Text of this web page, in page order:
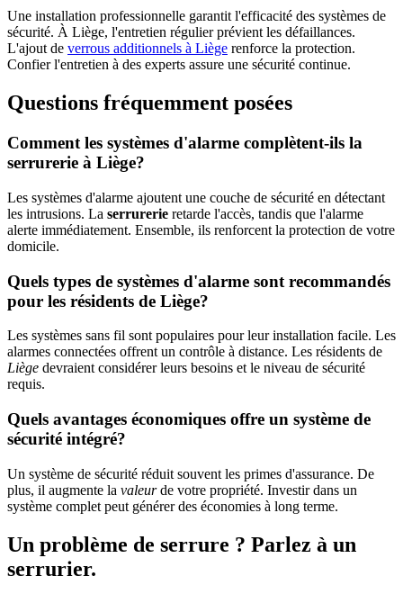
Une installation professionnelle garantit l'efficacité des systèmes de
sécurité. À Liège, l'entretien régulier prévient les défaillances.
L'ajout de verrous additionnels à Liège renforce la protection.
Confier l'entretien à des experts assure une sécurité continue.
Questions fréquemment posées
Comment les systèmes d'alarme complètent-ils la
serrurerie à Liège?
Les systèmes d'alarme ajoutent une couche de sécurité en détectant
les intrusions. La serrurerie retarde l'accès, tandis que l'alarme
alerte immédiatement. Ensemble, ils renforcent la protection de votre
domicile.
Quels types de systèmes d'alarme sont recommandés
pour les résidents de Liège?
Les systèmes sans fil sont populaires pour leur installation facile. Les
alarmes connectées offrent un contrôle à distance. Les résidents de
Liège devraient considérer leurs besoins et le niveau de sécurité
requis.
Quels avantages économiques offre un système de
sécurité intégré?
Un système de sécurité réduit souvent les primes d'assurance. De
plus, il augmente la valeurde votre propriété. Investir dans un
système complet peut générer des économies à long terme.
Un problème de serrure ? Parlez à un
serrurier.